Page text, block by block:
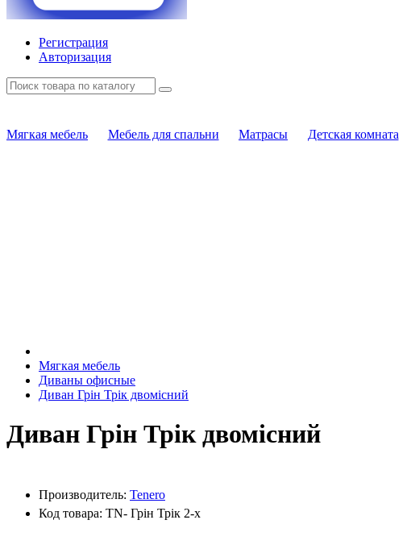
Регистрация
Авторизация
Мягкая мебель Мебель для спальни Матрасы Детская комната
Мягкая мебель
Диваны офисные
Диван Грін Трік двомісний
Диван Грін Трік двомісний
Производитель: Tenero
Код товара: TN- Грін Трік 2-х